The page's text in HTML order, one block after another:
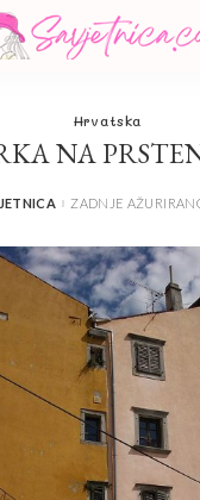
Hrvatska
NA
ZADNJE